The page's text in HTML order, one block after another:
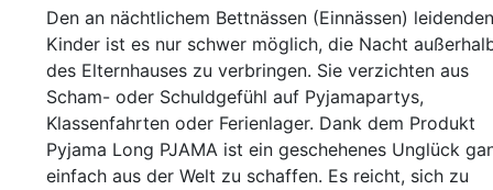
Den an nächtlichem Bettnässen (Einnässen) leidenden
Kinder ist es nur schwer möglich, die Nacht
des Elternhauses zu verbringen. Sie verzichten aus
Scham- oder Schuldgefühl auf Pyjamapartys,
Klassenfahrten oder Ferienlager. Dank dem Produkt
Pyjama Long PJAMA ist ein geschehenes Unglück
einfach aus der Welt zu schaffen. Es reicht, sich zu